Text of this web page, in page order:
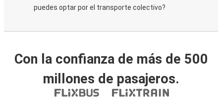
puedes optar por el transporte colectivo?
Con la confianza de más de 500
millones de pasajeros.